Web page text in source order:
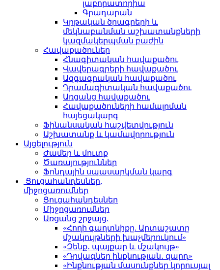
լաբորատորիա
Գրադարան
Կրթական ծրագրերի և
մեկնաբանման աշխատանքների
կազմակերպման բաժին
Հավաքածուներ
Հնագիտական հավաքածու
Վավերագրերի հավաքածու
Ազգագրական հավաքածու
Դրամագիտական հավաքածու
Առցանց հավաքածու
Հավաքածուների համալրման
հայեցակարգ
Ֆինանսական հաշվետվություն
Աշխատանք և կամավորություն
Այցելություն
Ժամեր և մուտք
Ծառայություններ
Ֆոնդային սպասարկման կարգ
Ցուցահանդեսներ,
միջոցառումներ
Ցուցահանդեսներ
Միջոցառումներ
Առցանց շրջայց.
«Հողի գաղտնիքը. Արտաշատը
մշակույթների խաչմերուկում»
«Զենք․ պայքար և մշակույթ»
«Դրվագներ ինքնության․ զարդ»
«Ինքնության մասունքներ կորուսյալ